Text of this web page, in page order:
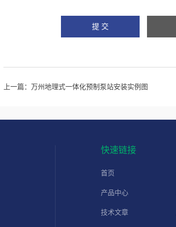
上一篇： 万州地理式一体化预制泵站安装实例图
快速链接
首页
产品中心
技术文章